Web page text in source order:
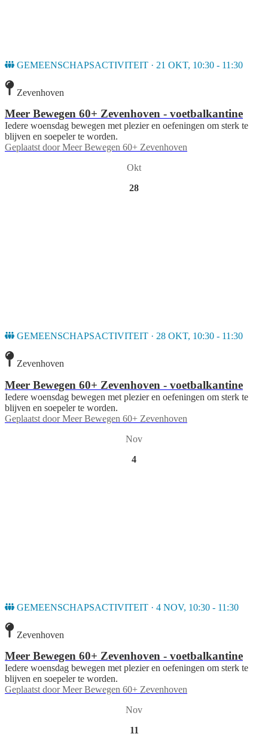
GEMEENSCHAPSACTIVITEIT · 21 OKT, 10:30 - 11:30
Zevenhoven
Meer Bewegen 60+ Zevenhoven - voetbalkantine
Iedere woensdag bewegen met plezier en oefeningen om sterk te
blijven en soepeler te worden.
Geplaatst door Meer Bewegen 60+ Zevenhoven
Okt
28
GEMEENSCHAPSACTIVITEIT · 28 OKT, 10:30 - 11:30
Zevenhoven
Meer Bewegen 60+ Zevenhoven - voetbalkantine
Iedere woensdag bewegen met plezier en oefeningen om sterk te
blijven en soepeler te worden.
Geplaatst door Meer Bewegen 60+ Zevenhoven
Nov
4
GEMEENSCHAPSACTIVITEIT · 4 NOV, 10:30 - 11:30
Zevenhoven
Meer Bewegen 60+ Zevenhoven - voetbalkantine
Iedere woensdag bewegen met plezier en oefeningen om sterk te
blijven en soepeler te worden.
Geplaatst door Meer Bewegen 60+ Zevenhoven
Nov
11